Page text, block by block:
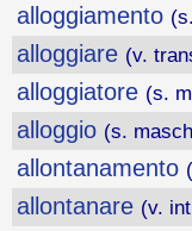
alloggiamento
alloggiare (v.
alloggiatore (s.
alloggio (s.
allontanamento
allontanare (v.